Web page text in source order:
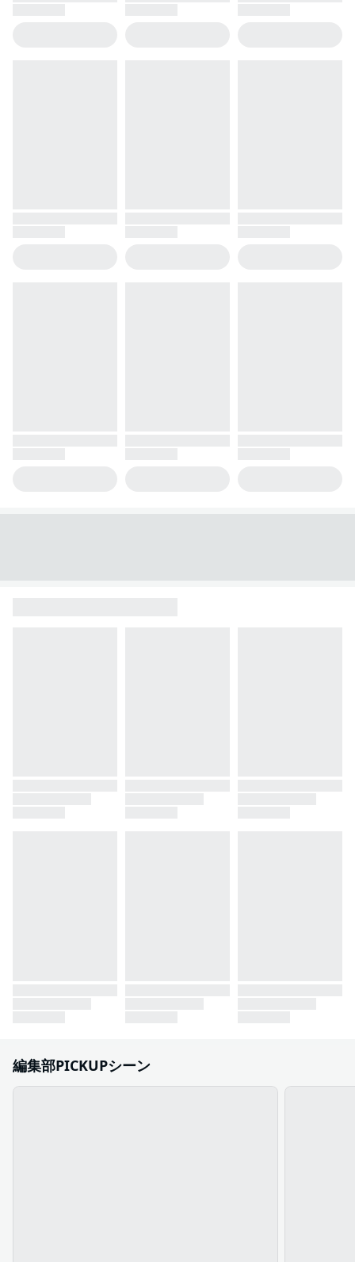
編集部PICKUPシーン